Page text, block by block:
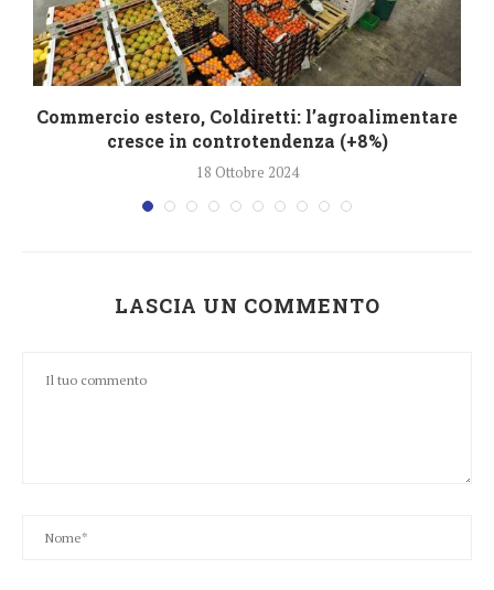
Commercio estero, Coldiretti: l’agroalimentare
cresce in controtendenza (+8%)
18 Ottobre 2024
LASCIA UN COMMENTO